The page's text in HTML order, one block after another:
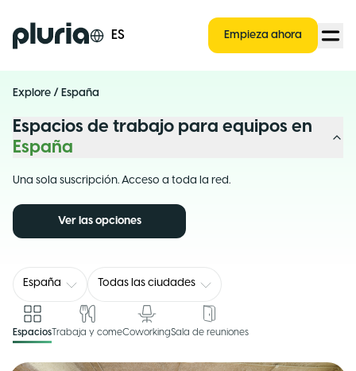
Logo Pluria ES Empieza ahora
Explore / España
Espacios de trabajo para equipos en
España
Una sola suscripción. Acceso a toda la red.
Ver las opciones
España Todas las ciudades
EspaciosTrabaja y comeCoworkingSala de reuniones